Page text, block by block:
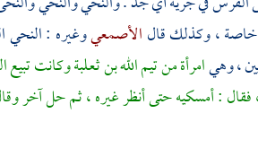
، وكذلك قالالأصمعيوغيره : النحي
، وهيامرأة منتيم الله بن ثعلبةوكانت تبيع
فقال : أمسكيه حتى أنظر غيره ، ثم حل آخر